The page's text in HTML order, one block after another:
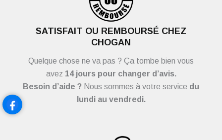
SATISFAIT OU REMBOURSÉ CHEZ
CHOGAN
Quelque chose ne va pas ? Ça tombe bien vous
avez 14 jours pour changer d’avis.
Besoin d’aide ? Nous sommes à votre service du
lundi au vendredi.